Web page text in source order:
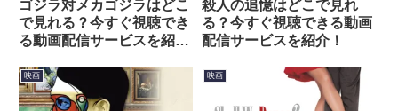
ゴジラ対メカゴジラはどこ
で見れる？今すぐ視聴でき
る動画配信サービスを紹
殺人の追憶はどこで見れ
る？今すぐ視聴できる動画
配信サービスを紹介！
映画 映画